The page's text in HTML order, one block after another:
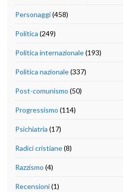
Personaggi(458)
Politica (249)
Politica internazionale(193)
Politica nazionale(337)
Post-comunismo (50)
Progressismo (114)
Psichiatria (17)
Radici cristiane(8)
Razzismo (4)
Recensioni(1)